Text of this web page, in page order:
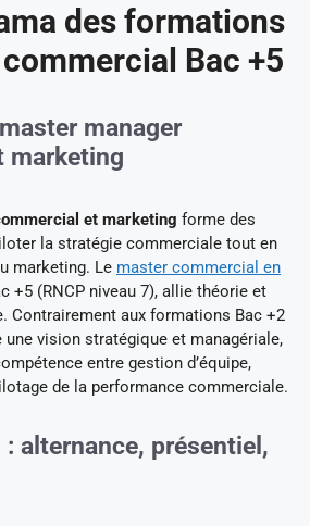
des formations
Bac +5
manager
marketing
et marketing forme des
la stratégie commerciale tout en
marketing. Le master commercial en
+5 (RNCP niveau 7), allie théorie et
Contrairement aux formations Bac +2
une vision stratégique et managériale,
entre gestion d’équipe,
de la performance commerciale.
alternance, présentiel,